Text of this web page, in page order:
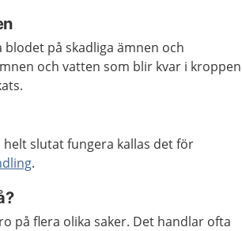
på skadliga ämnen och
och vatten som blir kvar i kroppen
slutat fungera kallas det för
.
på flera olika saker. Det handlar ofta